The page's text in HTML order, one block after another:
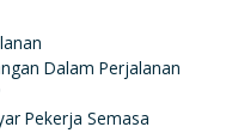
Dalam Perjalanan
Pekerja Semasa